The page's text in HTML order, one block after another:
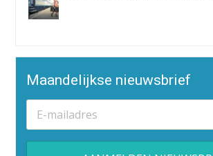
Maandelijkse nieuwsbrief